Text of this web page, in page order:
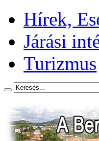
Hírek,
Járási
Turizmus